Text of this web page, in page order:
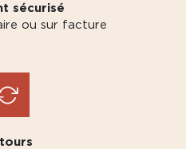
sécurisé
ou sur facture